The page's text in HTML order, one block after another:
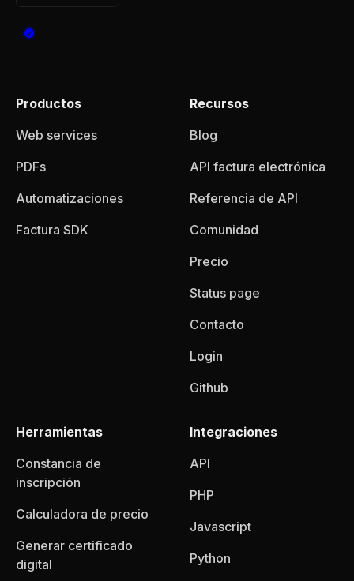
Productos
Web services
PDFs
Automatizaciones
Factura SDK
Recursos
Blog
API factura electrónica
Referencia de API
Comunidad
Precio
Status page
Contacto
Login
Github
Herramientas
Constancia de
inscripción
Calculadora de precio
Generar certificado
digital
Integraciones
API
PHP
Javascript
Python